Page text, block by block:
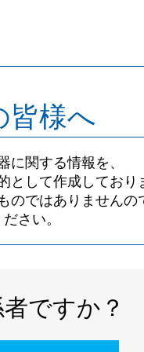
皆様へ
に関する情報を、
して作成しており
のではありませんの
さい。
ですか？